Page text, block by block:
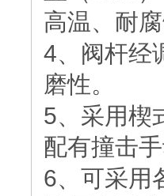
高温、耐
4、阀杆经
磨性。
5、采用楔
配有撞击
6、可采用